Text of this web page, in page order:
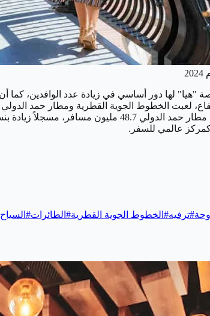
كمركز عالمي للسفر.
#ترفيه# الخطوط الجوية القطرية# الطائرات# السياح